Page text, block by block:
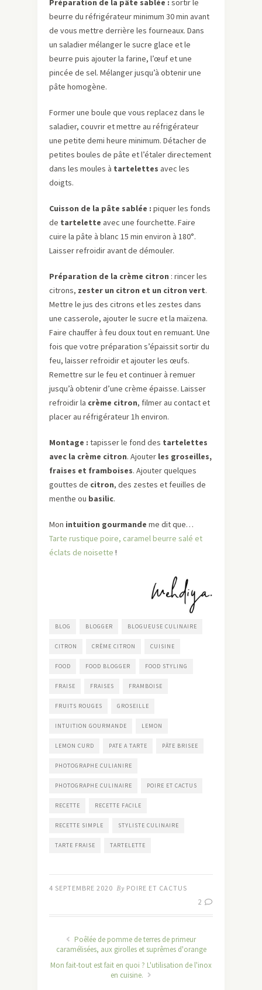
Préparation de la pâte sablée : sortir le
beurre du réfrigérateur minimum 30 min avant
de vous mettre derrière les fourneaux. Dans
un saladier mélanger le sucre glace et le
beurre puis ajouter la farine, l’œuf et une
pincée de sel. Mélanger jusqu’à obtenir une
pâte homogène.
Former une boule que vous replacez dans le
saladier, couvrir et mettre au réfrigérateur
une petite demi heure minimum. Détacher de
petites boules de pâte et l’étaler directement
dans les moules à tartelettes avec les
doigts.
Cuisson de la pâte sablée : piquer les fonds
de tartelette avec une fourchette. Faire
cuire la pâte à blanc 15 min environ à 180°.
Laisser refroidir avant de démouler.
Préparation de la crème citron : rincer les
citrons, zester un citron et un citron vert.
Mettre le jus des citrons et les zestes dans
une casserole, ajouter le sucre et la maïzena.
Faire chauffer à feu doux tout en remuant. Une
fois que votre préparation s’épaissit sortir du
feu, laisser refroidir et ajouter les œufs.
Remettre sur le feu et continuer à remuer
jusqu’à obtenir d’une crème épaisse. Laisser
refroidir la crème citron, filmer au contact et
placer au réfrigérateur 1h environ.
Montage : tapisser le fond des tartelettes
avec la crème citron. Ajouter les groseilles,
fraises et framboises. Ajouter quelques
gouttes de citron, des zestes et feuilles de
menthe ou basilic.
Mon intuition gourmande me dit que…
Tarte rustique poire, caramel beurre salé et
éclats de noisette !
BLOG BLOGGER BLOGUEUSE CULINAIRE
CITRON CRÈME CITRON CUISINE
FOOD FOOD BLOGGER FOOD STYLING
FRAISE FRAISES FRAMBOISE
FRUITS ROUGES GROSEILLE
INTUITION GOURMANDE LEMON
LEMON CURD PATE A TARTE PÂTE BRISEE
PHOTOGRAPHE CULIANIRE
PHOTOGRAPHE CULINAIRE POIRE ET CACTUS
RECETTE RECETTE FACILE
RECETTE SIMPLE STYLISTE CULINAIRE
TARTE FRAISE TARTELETTE
4 SEPTEMBRE 2020 By POIRE ET CACTUS
2
Poêlée de pomme de terres de primeur
caramélisées, aux girolles et suprêmes d'orange
Mon fait-tout est fait en quoi ? L'utilisation de l'inox
en cuisine.